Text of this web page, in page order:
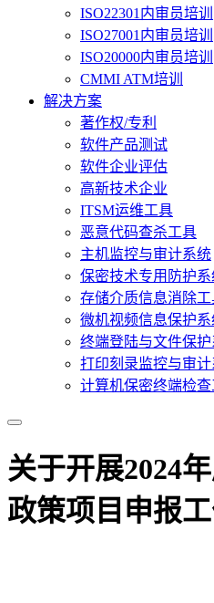
ISO22301内审员培训
ISO27001内审员培训
ISO20000内审员培训
CMMI ATM培训
解决方案
著作权/专利
软件产品测试
软件企业评估
高新技术企业
ITSM运维工具
恶意代码查杀工具
主机监控与审计系统
保密技术专用防护系
存储介质信息消除工
微机视频信息保护系
终端登陆与文件保
打印刻录监控与审
计算机保密终端检
关于开展2024
政策项目申报